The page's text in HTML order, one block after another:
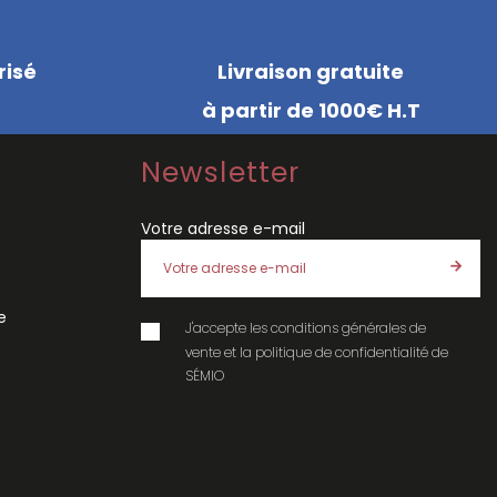
Livraison gratuite
à partir de 1000€ H.T
Newsletter
Votre adresse e-mail
J'accepte lesconditions générales de
venteet la politique de confidentialitéde
SÉMIO